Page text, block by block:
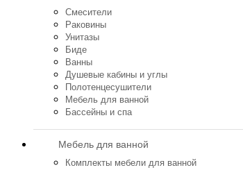
Смесители
Раковины
Унитазы
Биде
Ванны
Душевые кабины и углы
Полотенцесушители
Мебель для ванной
Бассейны и спа
Мебель для ванной
Комплекты мебели для ванной